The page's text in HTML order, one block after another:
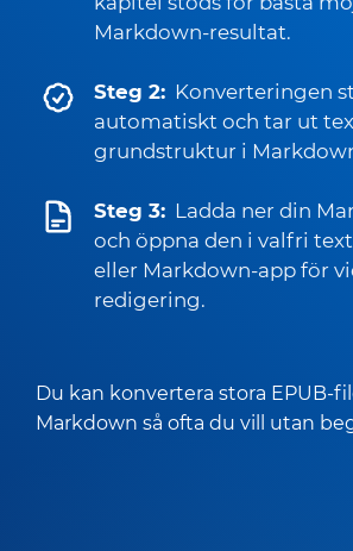
Markdown-resultat.
Steg 2: Konverteringen
automatiskt och tar ut
grundstruktur i
Steg 3: Ladda ner din
och öppna den i valfri
eller Markdown-app för
redigering.
Du kan konvertera stora EPUB-
Markdown så ofta du vill utan